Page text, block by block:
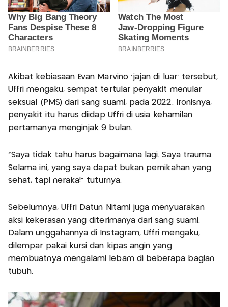
Akibat kebiasaan Evan Marvino ‘jajan di luar’ tersebut,
Uffri mengaku, sempat tertular penyakit menular
seksual (PMS) dari sang suami, pada 2022. Ironisnya,
penyakit itu harus diidap Uffri di usia kehamilan
pertamanya menginjak 9 bulan.
“Saya tidak tahu harus bagaimana lagi. Saya trauma.
Selama ini, yang saya dapat bukan pernikahan yang
sehat, tapi neraka!” tuturnya.
Sebelumnya, Uffri Datun Nitami juga menyuarakan
aksi kekerasan yang diterimanya dari sang suami.
Dalam unggahannya di Instagram, Uffri mengaku,
dilempar pakai kursi dan kipas angin yang
membuatnya mengalami lebam di beberapa bagian
tubuh.